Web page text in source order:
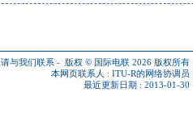
请与我们联系 - 版权 © 国际电联 2026 版权所有
本网页联系人 : ITU-R的网络协调员
最近更新日期 : 2013-01-30